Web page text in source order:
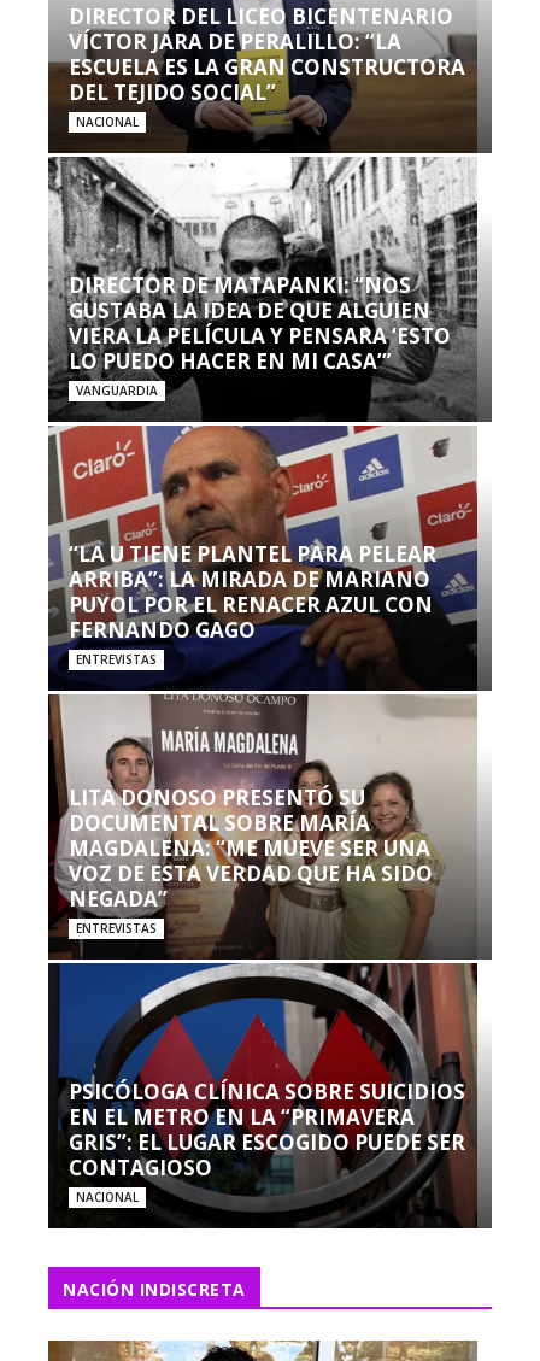
DIRECTOR DEL LICEO BICENTENARIO
VÍCTOR JARA DE PERALILLO: “LA
ESCUELA ES LA GRAN CONSTRUCTORA
DEL TEJIDO SOCIAL”
NACIONAL
DIRECTOR DE MATAPANKI: “NOS
GUSTABA LA IDEA DE QUE ALGUIEN
VIERA LA PELÍCULA Y PENSARA ‘ESTO
LO PUEDO HACER EN MI CASA’”
VANGUARDIA
“LA U TIENE PLANTEL PARA PELEAR
ARRIBA”: LA MIRADA DE MARIANO
PUYOL POR EL RENACER AZUL CON
FERNANDO GAGO
ENTREVISTAS
LITA DONOSO PRESENTÓ SU
DOCUMENTAL SOBRE MARÍA
MAGDALENA: “ME MUEVE SER UNA
VOZ DE ESTA VERDAD QUE HA SIDO
NEGADA”
ENTREVISTAS
PSICÓLOGA CLÍNICA SOBRE SUICIDIOS
EN EL METRO EN LA “PRIMAVERA
GRIS”: EL LUGAR ESCOGIDO PUEDE SER
CONTAGIOSO
NACIONAL
NACIÓN INDISCRETA